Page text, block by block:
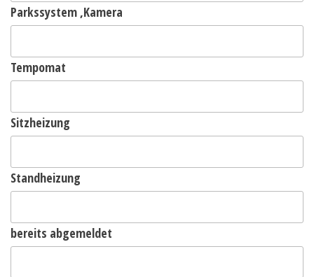
Parkssystem ,Kamera
Tempomat
Sitzheizung
Standheizung
bereits abgemeldet